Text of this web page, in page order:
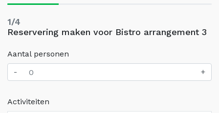
1/4
Reservering maken voor Bistro arrangement 3
Aantal personen
-
+
Activiteiten